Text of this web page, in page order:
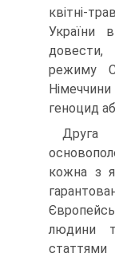
квітні-
України
довести,
режиму
геноцид
Друга
кожна з
людини